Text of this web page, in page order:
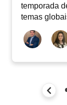
temporada
temas